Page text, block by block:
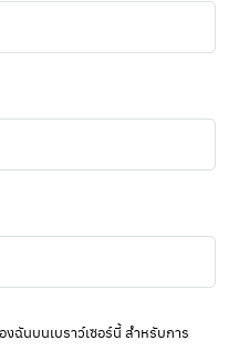
งฉันบนเบราว์เซอร์นี้ สำหรับการ